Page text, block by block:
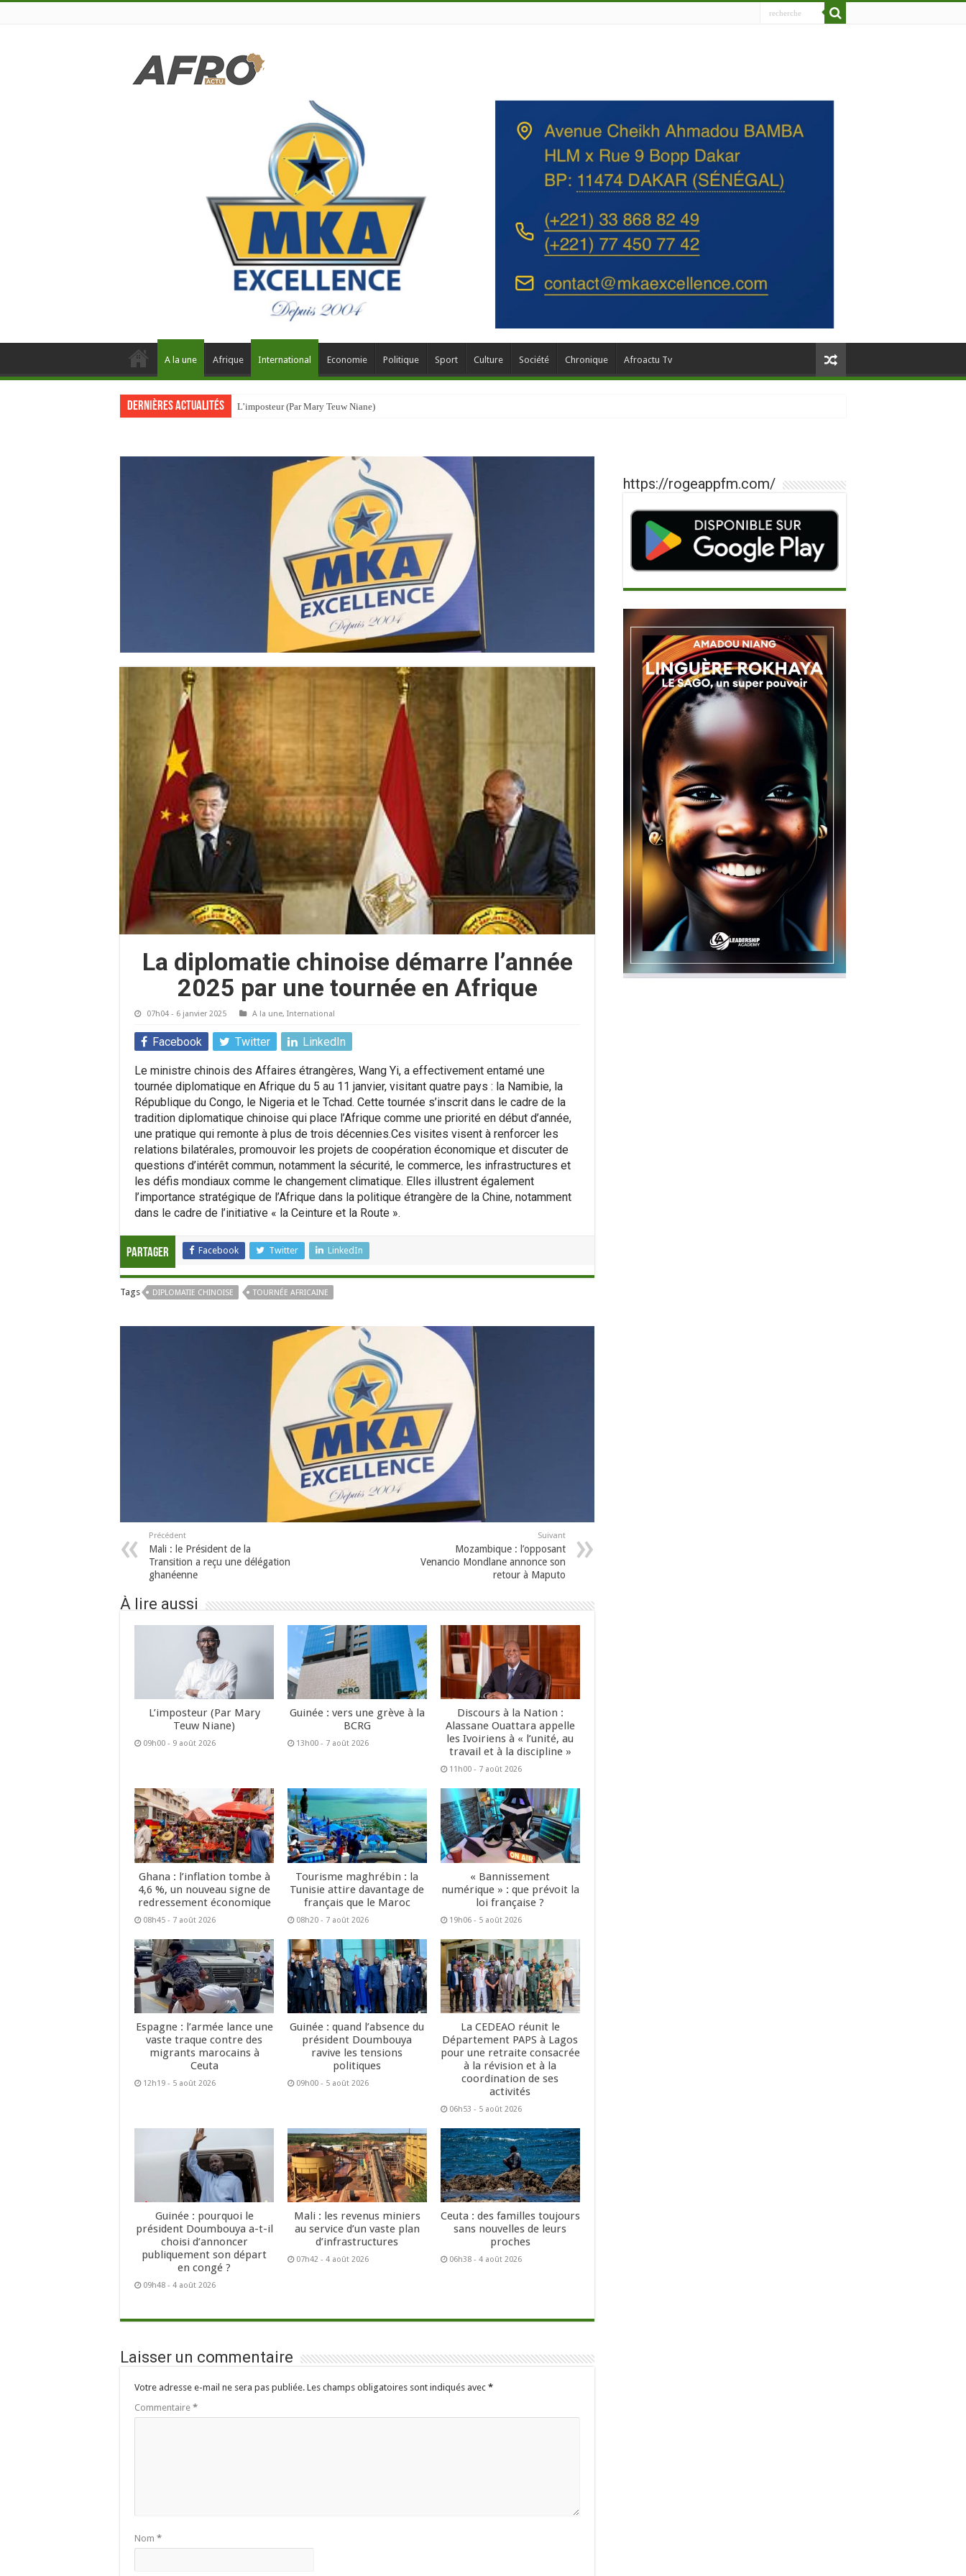
A la une Afrique International Economie Politique Sport Culture Société Chronique Afroactu Tv
Dernières actualités L’imposteur (Par Mary Teuw Niane)
La diplomatie chinoise démarre l’année
2025 par une tournée en Afrique
07h04 - 6 janvier 2025 A la une, International
Facebook Twitter LinkedIn
Le ministre chinois des Affaires étrangères, Wang Yi, a effectivement entamé une
tournée diplomatique en Afrique du 5 au 11 janvier, visitant quatre pays : la Namibie, la
République du Congo, le Nigeria et le Tchad. Cette tournée s’inscrit dans le cadre de la
tradition diplomatique chinoise qui place l’Afrique comme une priorité en début d’année,
une pratique qui remonte à plus de trois décennies.Ces visites visent à renforcer les
relations bilatérales, promouvoir les projets de coopération économique et discuter de
questions d’intérêt commun, notamment la sécurité, le commerce, les infrastructures et
les défis mondiaux comme le changement climatique. Elles illustrent également
l’importance stratégique de l’Afrique dans la politique étrangère de la Chine, notamment
dans le cadre de l’initiative « la Ceinture et la Route ».
Partager Facebook Twitter LinkedIn
Tags DIPLOMATIE CHINOISE TOURNÉE AFRICAINE
Précédent
Mali : le Président de la
Transition a reçu une délégation
ghanéenne
Suivant
Mozambique : l’opposant
Venancio Mondlane annonce son
retour à Maputo
À lire aussi
L’imposteur (Par Mary
Teuw Niane)
09h00 - 9 août 2026
Guinée : vers une grève à la
BCRG
13h00 - 7 août 2026
Discours à la Nation :
Alassane Ouattara appelle
les Ivoiriens à « l’unité, au
travail et à la discipline »
11h00 - 7 août 2026
Ghana : l’inflation tombe à
4,6 %, un nouveau signe de
redressement économique
08h45 - 7 août 2026
Tourisme maghrébin : la
Tunisie attire davantage de
français que le Maroc
08h20 - 7 août 2026
« Bannissement
numérique » : que prévoit la
loi française ?
19h06 - 5 août 2026
Espagne : l’armée lance une
vaste traque contre des
migrants marocains à
Ceuta
12h19 - 5 août 2026
Guinée : quand l’absence du
président Doumbouya
ravive les tensions
politiques
09h00 - 5 août 2026
La CEDEAO réunit le
Département PAPS à Lagos
pour une retraite consacrée
à la révision et à la
coordination de ses
activités
06h53 - 5 août 2026
Guinée : pourquoi le
président Doumbouya a-t-il
choisi d’annoncer
publiquement son départ
en congé ?
09h48 - 4 août 2026
Mali : les revenus miniers
au service d’un vaste plan
d’infrastructures
07h42 - 4 août 2026
Ceuta : des familles toujours
sans nouvelles de leurs
proches
06h38 - 4 août 2026
Laisser un commentaire
Votre adresse e-mail ne sera pas publiée. Les champs obligatoires sont indiqués avec *
Commentaire *
Nom *
https://rogeappfm.com/